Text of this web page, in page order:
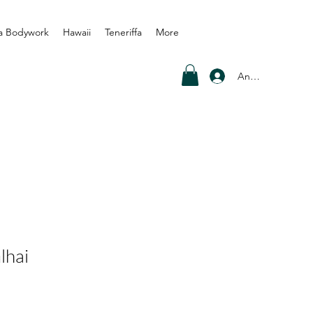
Anmelden
Bodywork Hawaii Teneriffa More